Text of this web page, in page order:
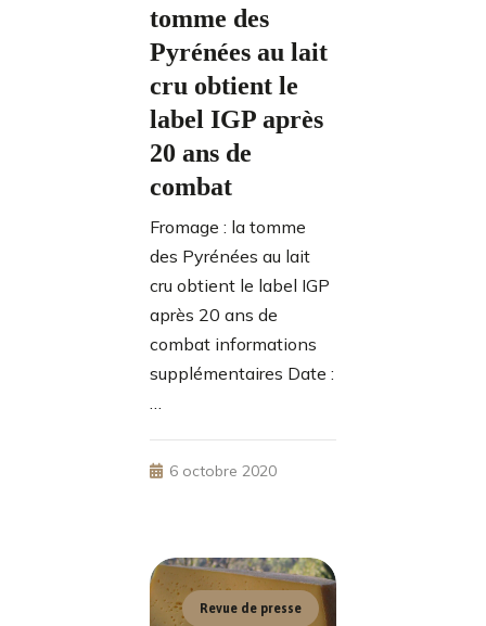
tomme des
Pyrénées au lait
cru obtient le
label IGP après
20 ans de
combat
Fromage : la tomme
des Pyrénées au lait
cru obtient le label IGP
après 20 ans de
combat informations
supplémentaires Date :
6 octobre 2020
Revue de presse